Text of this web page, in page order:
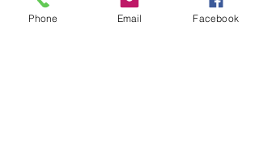
Phone Email Facebook